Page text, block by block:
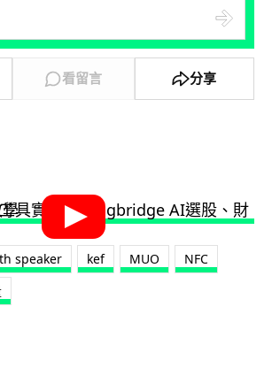
看留言 分享
speaker kef MUO
NFC